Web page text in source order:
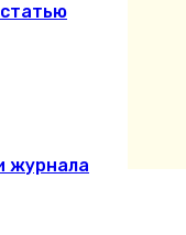
журнала
г.;
г.